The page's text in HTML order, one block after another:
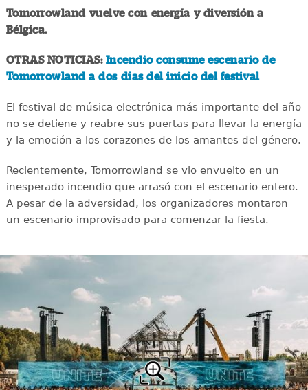
Tomorrowland vuelve con energía y diversión a
Bélgica.
OTRAS NOTICIAS: Incendio consume escenario de
Tomorrowland a dos días del inicio del festival
El festival de música electrónica más importante del año
no se detiene y reabre sus puertas para llevar la energía
y la emoción a los corazones de los amantes del género.
Recientemente, Tomorrowland se vio envuelto en un
inesperado incendio que arrasó con el escenario entero.
A pesar de la adversidad, los organizadores montaron
un escenario improvisado para comenzar la fiesta.